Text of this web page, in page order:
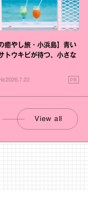
癒やし旅・小浜島】青い
トウキビが待つ、小さな
2026.7.22 PR
View all